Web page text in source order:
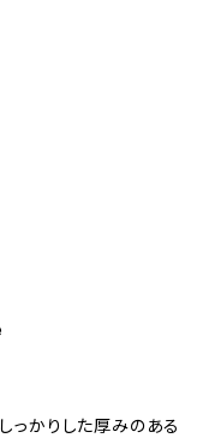
っかりした厚みのある